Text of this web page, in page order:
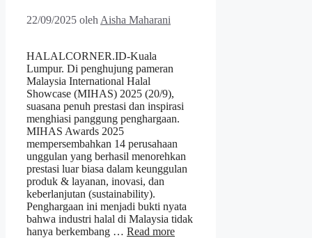
22/09/2025 oleh Aisha Maharani
HALALCORNER.ID-Kuala
Lumpur. Di penghujung pameran
Malaysia International Halal
Showcase (MIHAS) 2025 (20/9),
suasana penuh prestasi dan inspirasi
menghiasi panggung penghargaan.
MIHAS Awards 2025
mempersembahkan 14 perusahaan
unggulan yang berhasil menorehkan
prestasi luar biasa dalam keunggulan
produk & layanan, inovasi, dan
keberlanjutan (sustainability).
Penghargaan ini menjadi bukti nyata
bahwa industri halal di Malaysia tidak
hanya berkembang … Read more